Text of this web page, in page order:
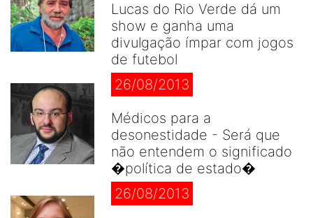
Lucas do Rio Verde dá um
show e ganha uma
divulgação ímpar com jogos
de futebol
26/08/2013
Médicos para a
desonestidade - Será que
não entendem o significado
�política de estado�
26/08/2013